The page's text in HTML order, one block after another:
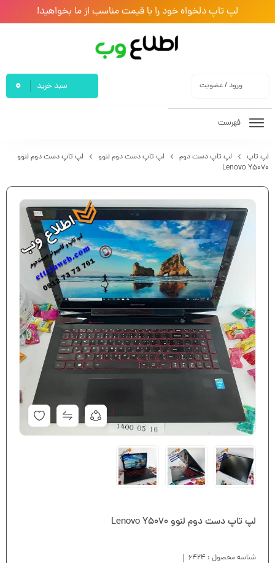
لپ تاپ دلخواه خود را با قیمت مناسب از ما بخواهید!
ورود / عضویت سبد خرید 0
فهرست
لپ تاپ لپ تاپ دست دوم لپ تاپ دست دوم لنوو
لپ تاپ دست دوم لنوو
Lenovo Y5070
لپ تاپ دست دوم لنوو Lenovo Y5070
شناسه محصول : 6424